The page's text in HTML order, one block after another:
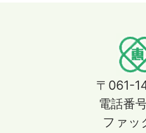
〒061-
電話番
ファ